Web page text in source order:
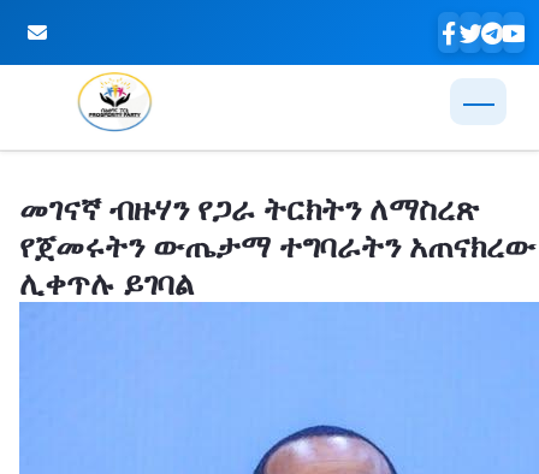
መገናኛ ብዙሃን የጋራ ትርክትን ለማስረጽ
የጀመሩትን ውጤታማ ተግባራትን አጠናክረው
ሊቀጥሉ ይገባል